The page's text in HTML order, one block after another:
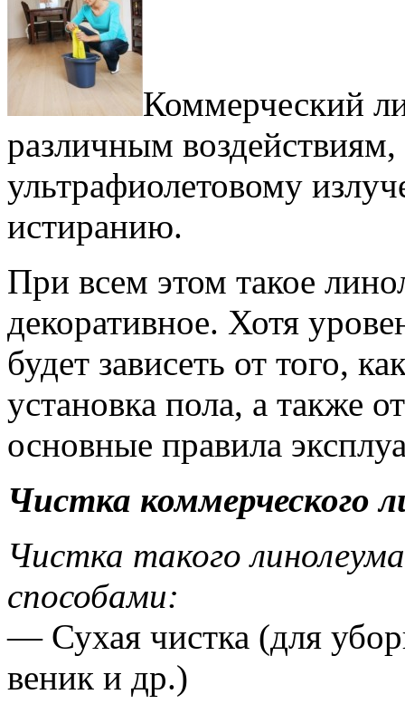
Коммерческий
различным
ультрафиолетовому
истиранию.
При всем этом такое
декоративное. Хотя
будет зависеть от того,
установка пола, а также
основные правила
Чистка коммерческого
Чистка такого
способами:
— Сухая чистка (для
веник и др.)